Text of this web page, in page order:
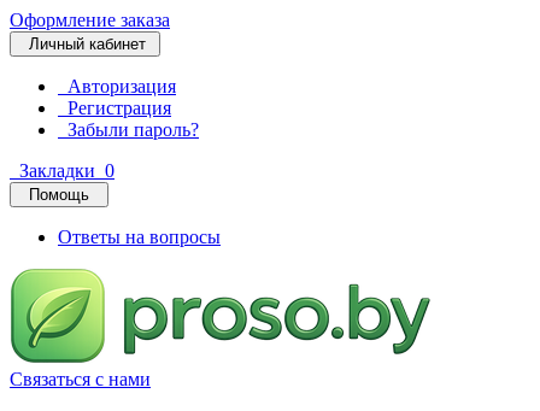
Оформление заказа
Личный кабинет
Авторизация
Регистрация
Забыли пароль?
Закладки 0
Помощь
Ответы на вопросы
Связаться с нами